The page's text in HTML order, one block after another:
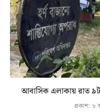
আবাসিক এলাকায় রাত ৯টা
প্রকাশ: ৮